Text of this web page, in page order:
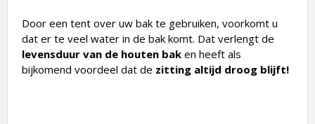
Door een tent over uw bak te gebruiken, voorkomt u
dat er te veel water in de bak komt. Dat verlengt de
levensduur van de houten bak en heeft als
bijkomend voordeel dat de zitting altijd droog blijft!